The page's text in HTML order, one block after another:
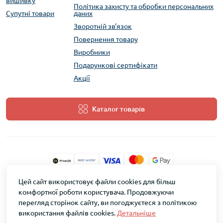
Супутні товари
Політика захисту та обробки персональних
даних
Зворотній зв'язок
Повернення товару
Виробники
Подарункові сертифікати
Акції
Каталог товарів
ТМ Скарб © 2026
Цей сайт використовує файли cookies для більш
комфортної роботи користувача. Продовжуючи
перегляд сторінок сайту, ви погоджуєтеся з політикою
використання файлів cookies. Детальніше